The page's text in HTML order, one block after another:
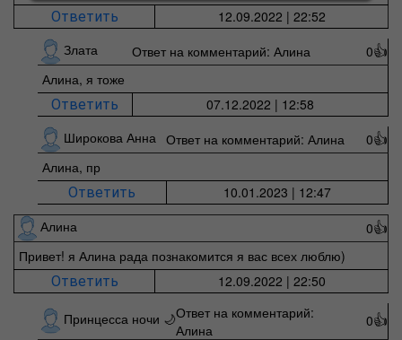
Ответить
12.09.2022 | 22:52
Злата
Ответ на комментарий: Алина 0👍
Алина, я тоже
Ответить
07.12.2022 | 12:58
Широкова Анна Ответ на комментарий: Алина 0👍
Алина, пр
Ответить
10.01.2023 | 12:47
Алина
0👍
Привет! я Алина рада познакомится я вас всех люблю)
Ответить 12.09.2022 | 22:50
Принцесса ночи 🌙Ответ на комментарий:
Алина
0👍